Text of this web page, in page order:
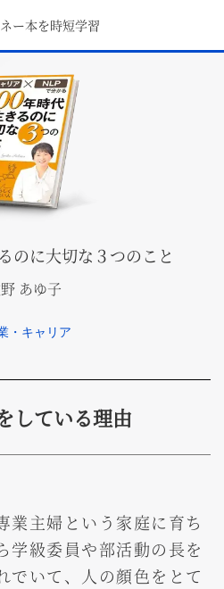
ー本を時短学習
のに大切な３つのこと
あゆ子
・キャリア
している理由
業主婦という家庭に育ち
学級委員や部活動の長を
でいて、人の顔色をとて